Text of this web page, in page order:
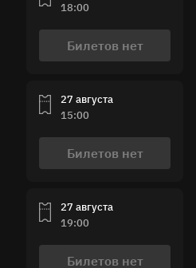
18:00
Билетов нет
27 августа
15:00
Билетов нет
27 августа
19:00
Билетов нет